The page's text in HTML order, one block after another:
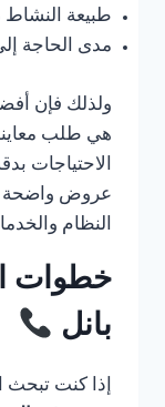
طبيعة النشاط
مدى الحاجة
ولذلك فإن
هي طلب
الاحتياجات
عروض واضحة
النظام
خطوات
بانل
إذا كنت تبحث